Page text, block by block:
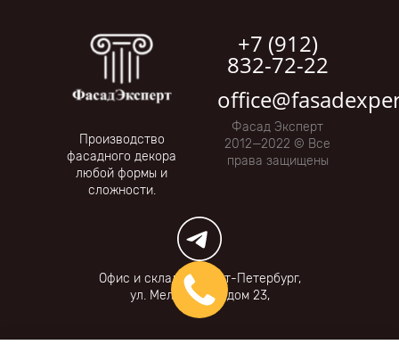
Производство
фасадного декора
любой формы и
сложности.
+7 (912)
832-72-22
Фасад Эксперт
2012—2022 © Все
права защищены
Офис и склад: г. Санкт-Петербург,
ул. Мельничная, дом 23,